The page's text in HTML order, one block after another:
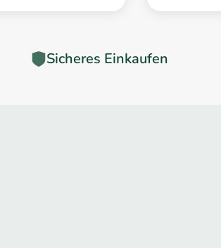
Sicheres Einkaufen